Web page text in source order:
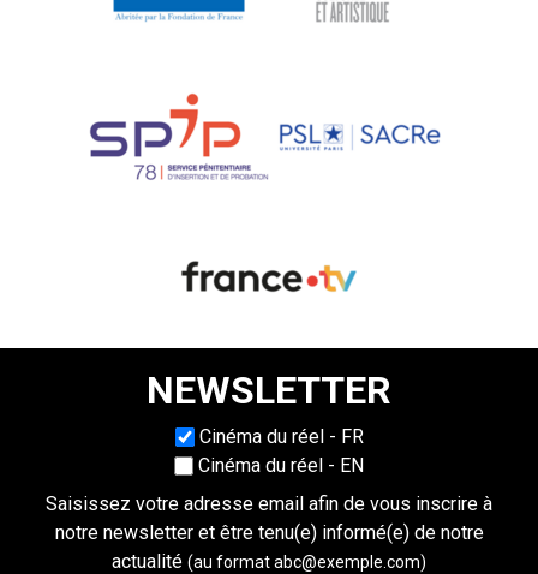
NEWSLETTER
Choisissez une langueCinéma du réel - FR
Cinéma du réel - EN
Saisissez votre adresse email afin de vous inscrire à
notre newsletter et être tenu(e) informé(e) de notre
actualité (au format abc@exemple.com)